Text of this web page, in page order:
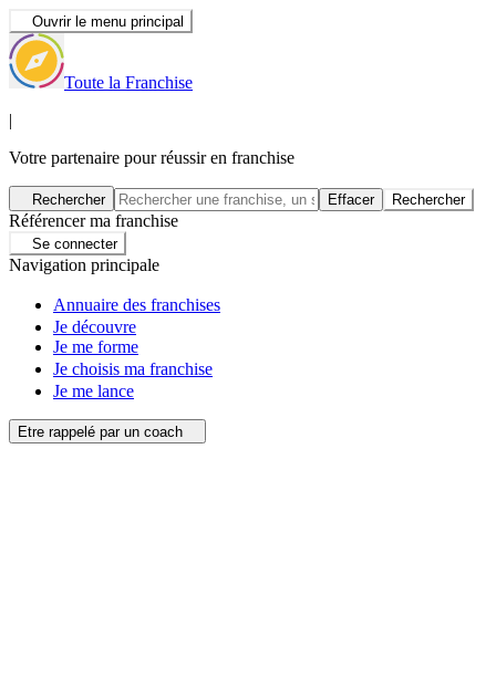
Ouvrir le menu principal
Toute la Franchise
|
Votre partenaire pour réussir en franchise
Rechercher Effacer Rechercher
Référencer ma franchise
Se connecter
Navigation principale
Annuaire des franchises
Je découvre
Je me forme
Je choisis ma franchise
Je me lance
Etre rappelé par un coach